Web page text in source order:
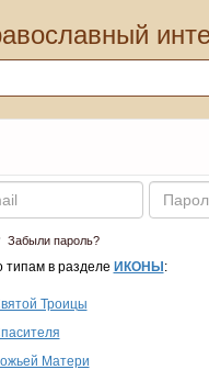
Пароль
Забыли пароль?
типам в разделе ИКОНЫ :
Троицы
Матери